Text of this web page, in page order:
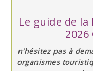
Le guide de
n'hésitez pas à
organismes